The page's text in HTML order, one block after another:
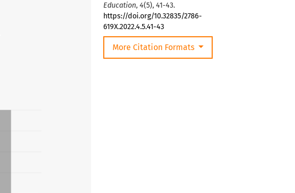
Education, 4(5), 41-43.
https://doi.org/10.32835/2786-
619X.2022.4.5.41-43
More Citation Formats